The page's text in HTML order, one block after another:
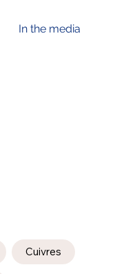
In the media
Cuivres